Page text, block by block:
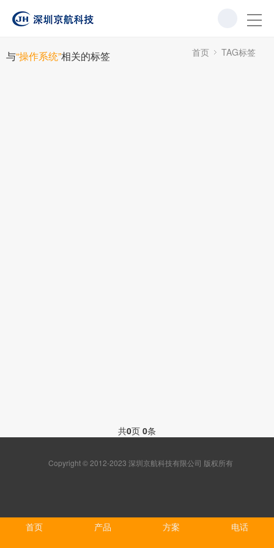
与“操作系统”相关的标签 首页 TAG标签
共0页 0条
Copyright © 2012-2023 深圳京航科技有限公司 版权所有
首页 产品 方案 电话